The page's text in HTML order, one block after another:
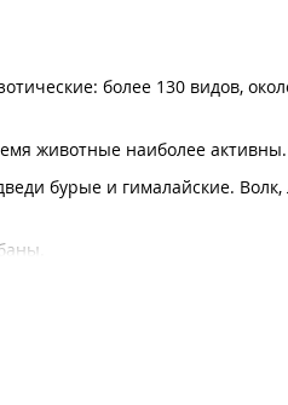
более 130 видов,
животные наиболее активны.
бурые и гималайские.
филины, совы полярные.
близко увидеть